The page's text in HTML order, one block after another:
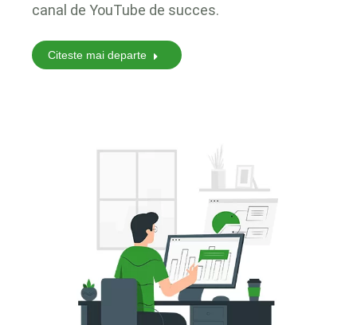
canal de YouTube de succes.
Citeste mai departe